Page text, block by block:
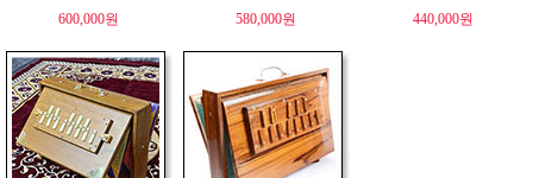
600,000원
580,000원
440,000원